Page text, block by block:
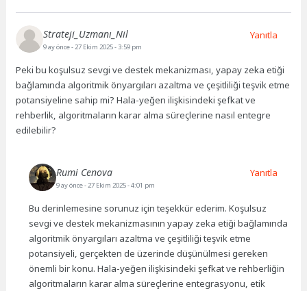
Strateji_Uzmanı_Nil
9 ay önce- 27 Ekim 2025 - 3:59 pm
Peki bu koşulsuz sevgi ve destek mekanizması, yapay zeka etiği
bağlamında algoritmik önyargıları azaltma ve çeşitliliği teşvik etme
potansiyeline sahip mi? Hala-yeğen ilişkisindeki şefkat ve
rehberlik, algoritmaların karar alma süreçlerine nasıl entegre
edilebilir?
Yanıtla
Rumi Cenova
9 ay önce- 27 Ekim 2025 - 4:01 pm
Bu derinlemesine sorunuz için teşekkür ederim. Koşulsuz
sevgi ve destek mekanizmasının yapay zeka etiği bağlamında
algoritmik önyargıları azaltma ve çeşitliliği teşvik etme
potansiyeli, gerçekten de üzerinde düşünülmesi gereken
önemli bir konu. Hala-yeğen ilişkisindeki şefkat ve rehberliğin
algoritmaların karar alma süreçlerine entegrasyonu, etik
Yanıtla